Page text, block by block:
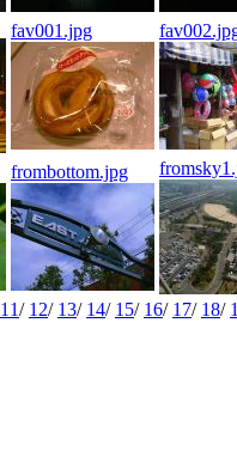
fav001.jpg
frombottom.jpg
11/ 12/ 13/ 14/ 15/ 16/ 17/ 18/